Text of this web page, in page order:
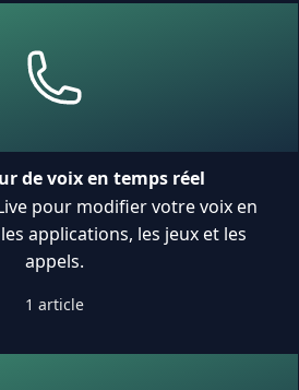
de voix en temps réel
pour modifier votre voix en
applications, les jeux et les
appels.
1 article